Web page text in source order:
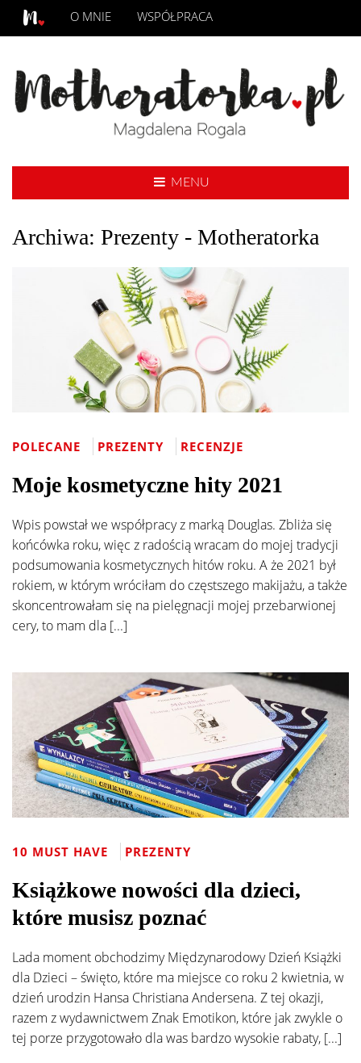
O MNIE WSPÓŁPRACA
MENU
Archiwa: Prezenty - Motheratorka
POLECANE PREZENTY RECENZJE
Moje kosmetyczne hity 2021
Wpis powstał we współpracy z marką Douglas. Zbliża się
końcówka roku, więc z radością wracam do mojej tradycji
podsumowania kosmetycznych hitów roku. A że 2021 był
rokiem, w którym wróciłam do częstszego makijażu, a także
skoncentrowałam się na pielęgnacji mojej przebarwionej
cery, to mam dla [...]
10 MUST HAVE PREZENTY
Książkowe nowości dla dzieci,
które musisz poznać
Lada moment obchodzimy Międzynarodowy Dzień Książki
dla Dzieci – święto, które ma miejsce co roku 2 kwietnia, w
dzień urodzin Hansa Christiana Andersena. Z tej okazji,
razem z wydawnictwem Znak Emotikon, które jak zwykle o
tej porze przygotowało dla was bardzo wysokie rabaty, [...]